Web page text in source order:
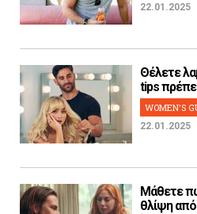
22.01.2025
Θέλετε
tips
WOMEN'S
22.01.2025
Μάθετε
θλίψη από